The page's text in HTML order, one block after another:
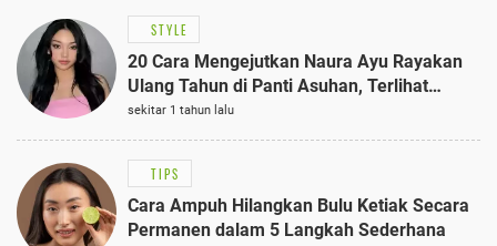
STYLE
20 Cara Mengejutkan Naura Ayu Rayakan
Ulang Tahun di Panti Asuhan, Terlihat
Anggun dengan Kaftan Cokelat
sekitar 1 tahun lalu
TIPS
Cara Ampuh Hilangkan Bulu Ketiak Secara
Permanen dalam 5 Langkah Sederhana